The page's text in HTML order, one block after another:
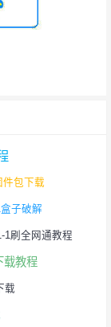
包下载
子破解
1刷全网通教程
载教程
载